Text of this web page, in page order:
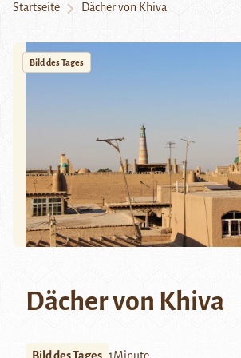
Startseite Dächer von Khiva
Bild des Tages
Dächer von Khiva